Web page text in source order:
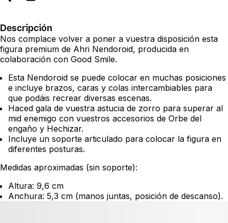
Descripción
Nos complace volver a poner a vuestra disposición esta
figura premium de Ahri Nendoroid, producida en
colaboración con Good Smile.
Esta Nendoroid se puede colocar en muchas posiciones
e incluye brazos, caras y colas intercambiables para
que podáis recrear diversas escenas.
Haced gala de vuestra astucia de zorro para superar al
mid enemigo con vuestros accesorios de Orbe del
engaño y Hechizar.
Incluye un soporte articulado para colocar la figura en
diferentes posturas.
Medidas aproximadas (sin soporte):
Altura: 9,6 cm
Anchura: 5,3 cm (manos juntas, posición de descanso).